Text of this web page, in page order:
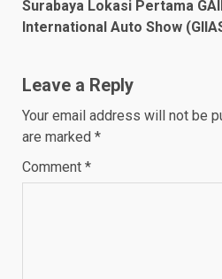
Surabaya Lokasi Pertama
International Auto Show
Leave a Reply
Your email address will not be
are marked *
Comment *